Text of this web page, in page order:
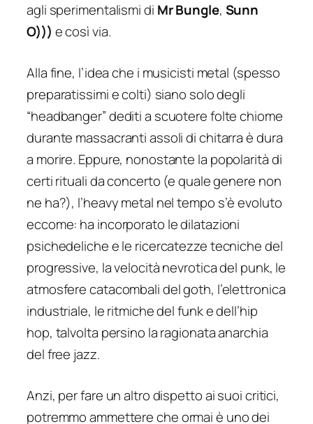
agli sperimentalismi di Mr Bungle, Sunn
O))) e così via.
Alla fine, l’idea che i musicisti metal (spesso
preparatissimi e colti) siano solo degli
“headbanger” dediti a scuotere folte chiome
durante massacranti assoli di chitarra è dura
a morire. Eppure, nonostante la popolarità di
certi rituali da concerto (e quale genere non
ne ha?), l’heavy metal nel tempo s’è evoluto
eccome: ha incorporato le dilatazioni
psichedeliche e le ricercatezze tecniche del
progressive, la velocità nevrotica del punk, le
atmosfere catacombali del goth, l’elettronica
industriale, le ritmiche del funk e dell’hip
hop, talvolta persino la ragionata anarchia
del free jazz.
Anzi, per fare un altro dispetto ai suoi critici,
potremmo ammettere che ormai è uno dei